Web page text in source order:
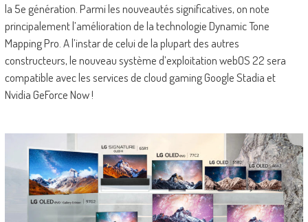
la 5e génération. Parmi les nouveautés significatives, on note
principalement l’amélioration de la technologie Dynamic Tone
Mapping Pro. A l’instar de celui de la plupart des autres
constructeurs, le nouveau système d’exploitation webOS 22 sera
compatible avec les services de cloud gaming Google Stadia et
Nvidia GeForce Now !